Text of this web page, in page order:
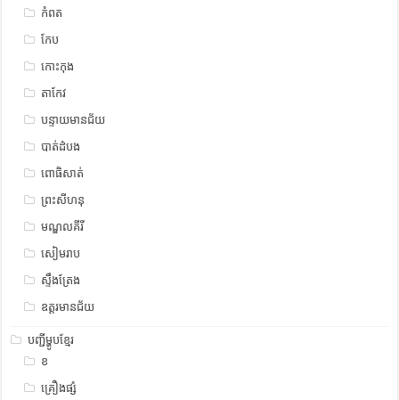
កំពត
កែប
កោះកុង
តាកែវ
បន្ទាយមានជ័យ
បាត់ដំបង
ពោធិសាត់
ព្រះសីហនុ
មណ្ឌលគីរី
សៀមរាប
ស្ទឹង​​ត្រែង
ឧត្ដរមានជ័យ
បញ្ជីម្ហូបខ្មែរ
ខ
គ្រឿងផ្សំ